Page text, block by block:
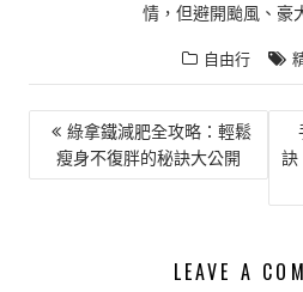
情，但避開颱風、豪
自由行
文
章
綠拿鐵減肥全攻略：輕鬆
瘦身不復胖的秘訣大公開
訣
LEAVE A